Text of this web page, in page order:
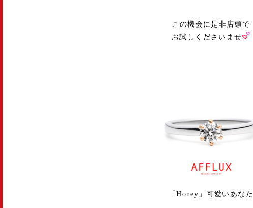
この機会に是非店頭で
お試しくださいませ
「Honey」可愛いあなた